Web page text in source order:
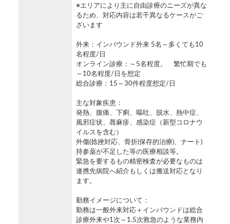
※エリアにより主に自由診療のニーズが異な
るため、対応内容は若干異なるケースがご
ざいます
外来：インバウンド外来 5名～多くても10
名程度/日
オンライン診療：～5名程度。 繁忙期でも
～10名程度/日を想定
総合診療：15～30件程度想定/日
主な対象疾患：
発熱、腹痛、下痢、嘔吐、脱水、熱中症、
風邪症状、蕁麻疹、感染症（新型コロナウ
イルスを含む）
外傷(捻挫対応、骨折(保存的治療)、ナート)
持参薬が不足した等の医療相談等。
緊急を要するもの精密検査が必要なものは
連携先病院へ紹介もしくは搬送対応となり
ます。
勤務イメージについて：
勤務は一般外来対応＋インバウンドは総合
診療外来や1次～1.5次救急のような業務内